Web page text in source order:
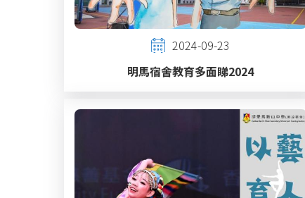
2024-09-23
明馬宿舍教育多面睇2024